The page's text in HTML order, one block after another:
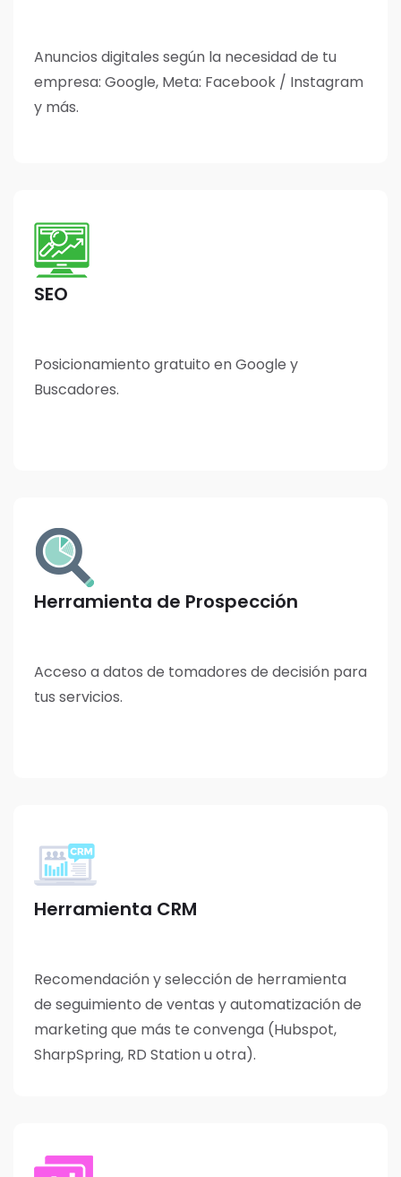
Anuncios digitales según la necesidad de tu
empresa: Google, Meta: Facebook / Instagram
y más.
SEO
Posicionamiento gratuito en Google y
Buscadores.
Herramienta de Prospección
Acceso a datos de tomadores de decisión para
tus servicios.
Herramienta CRM
Recomendación y selección de herramienta
de seguimiento de ventas y automatización de
marketing que más te convenga (Hubspot,
SharpSpring, RD Station u otra).